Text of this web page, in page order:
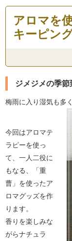
アロマを
キーピング
ジメジメの季節
梅雨に入り湿気も多
今回はアロマテ
ラピーを使っ
て、一人二役に
もなる、「重
曹」を使ったア
ロマグッズを作
ります。
香りを楽しみな
がらナチュラ